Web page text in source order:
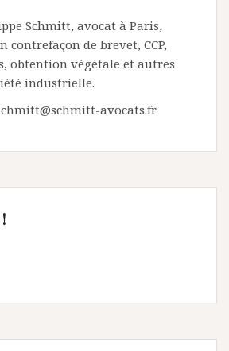
Schmitt, avocat à Paris,
contrefaçon de brevet, CCP,
obtention végétale et autres
industrielle.
avocats.fr